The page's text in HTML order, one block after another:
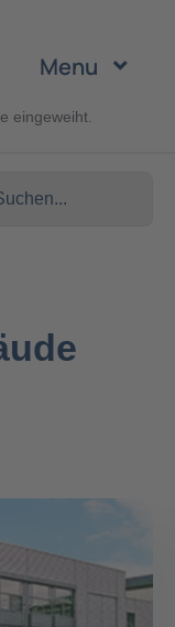
Menu
eingeweiht.